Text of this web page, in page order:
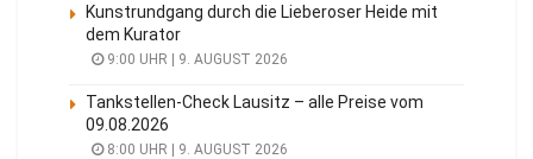
Kunstrundgang durch die Lieberoser Heide mit
dem Kurator
9:00 UHR | 9. AUGUST 2026
Tankstellen-Check Lausitz – alle Preise vom
09.08.2026
8:00 UHR | 9. AUGUST 2026